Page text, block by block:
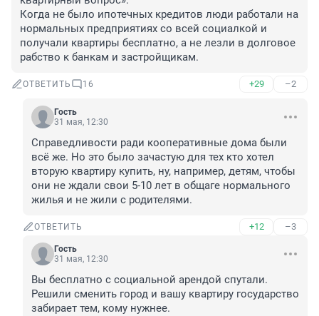
Когда не было ипотечных кредитов люди работали на
нормальных предприятиях со всей социалкой и
получали квартиры бесплатно, а не лезли в долговое
рабство к банкам и застройщикам.
ОТВЕТИТЬ 16 +29 –2
Гость
31 мая, 12:30
Справедливости ради кооперативные дома были
всё же. Но это было зачастую для тех кто хотел
вторую квартиру купить, ну, например, детям, чтобы
они не ждали свои 5-10 лет в общаге нормального
жилья и не жили с родителями.
ОТВЕТИТЬ +12 –3
Гость
31 мая, 12:30
Вы бесплатно с социальной арендой спутали.
Решили сменить город и вашу квартиру государство
забирает тем, кому нужнее.